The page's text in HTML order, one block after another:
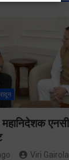
Viri Gairola